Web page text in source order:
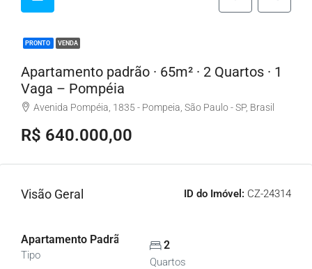
PRONTO VENDA
Apartamento padrão · 65m² · 2 Quartos · 1
Vaga – Pompéia
Avenida Pompéia, 1835 - Pompeia, São Paulo - SP, Brasil
R$ 640.000,00
Visão Geral ID do Imóvel: CZ-24314
Apartamento Padrão, Apartamentos
Tipo
2
Quartos